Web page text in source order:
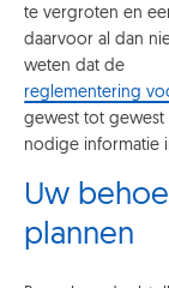
te vergroten en
daarvoor al dan
weten dat de
reglementering
gewest tot
nodige informatie
Uw
plannen